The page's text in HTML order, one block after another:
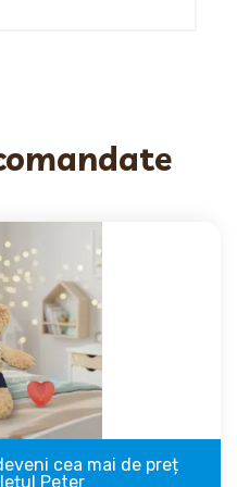
cea mai de preț
Peter